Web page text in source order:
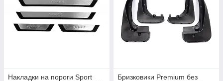
Накладки на пороги Sport
Бризковики Premium без